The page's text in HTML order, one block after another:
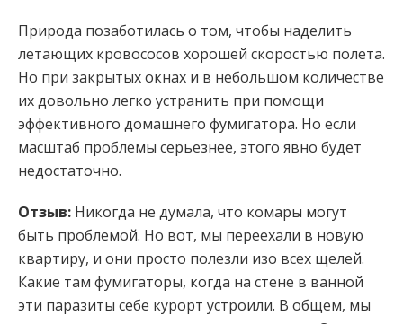
Природа позаботилась о том, чтобы наделить
летающих кровососов хорошей скоростью полета.
Но при закрытых окнах и в небольшом количестве
их довольно легко устранить при помощи
эффективного домашнего фумигатора. Но если
масштаб проблемы серьезнее, этого явно будет
недостаточно.
Отзыв: Никогда не думала, что комары могут
быть проблемой. Но вот, мы переехали в новую
квартиру, и они просто полезли изо всех щелей.
Какие там фумигаторы, когда на стене в ванной
эти паразиты себе курорт устроили. В общем, мы